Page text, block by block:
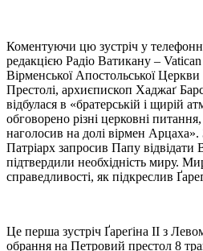
Коментуючи цю зустріч у
редакцією Радіо Ватикану –
Вірменської Апостольської
Престолі, архиєпископ Хаджаґ
відбулася в «братерській і щирій
обговорено різні церковні
наголосив на долі вірмен
Патріарх запросив Папу відвідати
підтвердили необхідність миру.
справедливості, як підкреслив
Це перша зустріч Ґареґіна II з
обрання на Петровий престол 8